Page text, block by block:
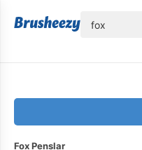
Fox Penslar